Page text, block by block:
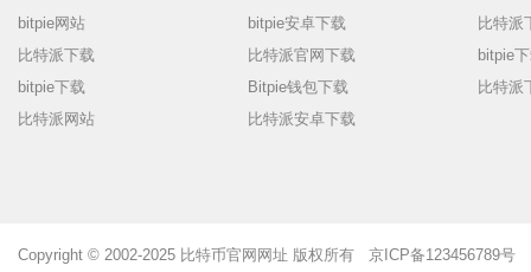
bitpie网站
比特派下载
bitpie下载
比特派网站
bitpie安卓下载
比特派官网下载
Bitpie钱包下载
比特派安卓下载
比特派
bitpie
比特派
Copyright © 2002-2025 比特币官网网址 版权所有 京ICP备123456789号